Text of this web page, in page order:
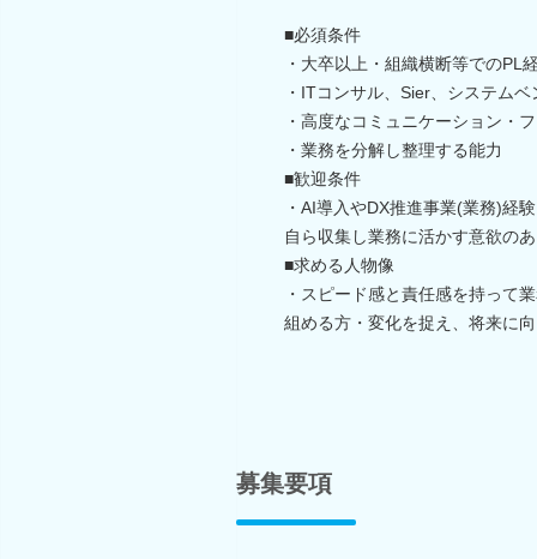
■必須条件
・大卒以上・組織横断等でのPL
・ITコンサル、Sier、システム
・高度なコミュニケーション・
・業務を分解し整理する能力
■歓迎条件
・AI導入やDX推進事業(業務)経
自ら収集し業務に活かす意欲の
■求める人物像
・スピード感と責任感を持って
組める方・変化を捉え、将来に
募集要項